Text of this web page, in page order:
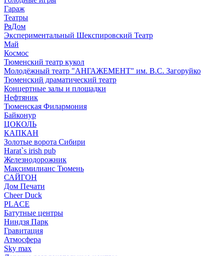
Гараж
Театры
РяДом
Экспериментальный Шекспировский Театр
Май
Космос
Тюменский театр кукол
Молодёжный театр "АНГАЖЕМЕНТ" им. В.С. Загоруйко
Тюменский драматический театр
Концертные залы и площадки
Нефтяник
Тюменская Филармония
Байконур
ЦОКОЛЬ
КАПКАН
Золотые ворота Сибири
Harat`s irish pub
Железнодорожник
Максимилианс Тюмень
САЙГОН
Дом Печати
Cheer Duck
PLACE
Батутные центры
Ниндзя Парк
Гравитация
Атмосфера
Sky max